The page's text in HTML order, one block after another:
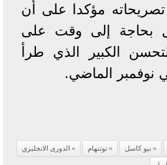
تصريحاته مؤكدا على أن
بحاجة إلى وقت على
الكبير الذي طرأ
نوفمبر الماضي.
نيو كاسل توتنهام
الدورى الانجليزي